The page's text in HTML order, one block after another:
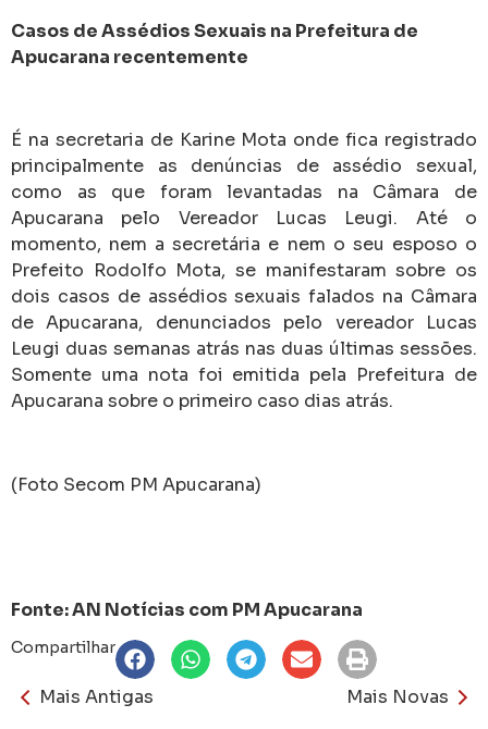
Casos de Assédios Sexuais na Prefeitura de
Apucarana recentemente
É na secretaria de Karine Mota onde fica registrado
principalmente as denúncias de assédio sexual,
como as que foram levantadas na Câmara de
Apucarana pelo Vereador Lucas Leugi. Até o
momento, nem a secretária e nem o seu esposo o
Prefeito Rodolfo Mota, se manifestaram sobre os
dois casos de assédios sexuais falados na Câmara
de Apucarana, denunciados pelo vereador Lucas
Leugi duas semanas atrás nas duas últimas sessões.
Somente uma nota foi emitida pela Prefeitura de
Apucarana sobre o primeiro caso dias atrás.
(Foto Secom PM Apucarana)
Fonte: AN Notícias com PM Apucarana
Compartilhar
Mais Antigas Mais Novas